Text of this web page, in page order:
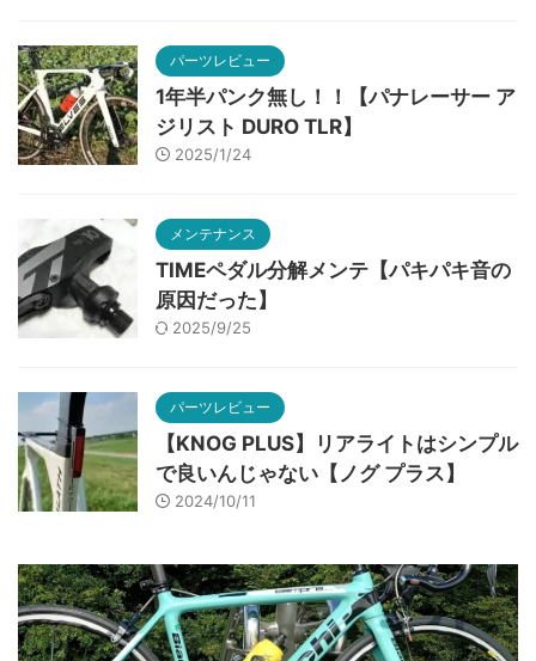
パーツレビュー
1年半パンク無し！！【パナレーサー ア
ジリスト DURO TLR】
2025/1/24
メンテナンス
TIMEペダル分解メンテ【パキパキ音の
原因だった】
2025/9/25
パーツレビュー
【KNOG PLUS】リアライトはシンプル
で良いんじゃない【ノグ プラス】
2024/10/11